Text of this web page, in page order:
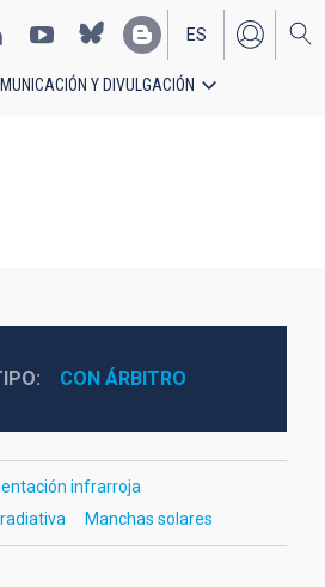
EN
ES
Y DIVULGACIÓN
CON ÁRBITRO
infrarroja
Manchas solares